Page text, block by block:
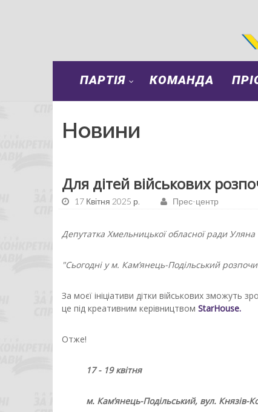
ПАРТІЯ КОМАНДА
Новини
Для дітей військових
17 Квітня 2025 р. Прес-центр
Депутатка Хмельницької обласної ради Уляна
"Сьогодні у м. Кам’янець-Подільський
За моєї ініціативи дітки військових зможуть
це під креативним керівництвом StarHouse.
Отже!
17 - 19 квітня
м. Кам’янець-Подільський, вул. Князів-